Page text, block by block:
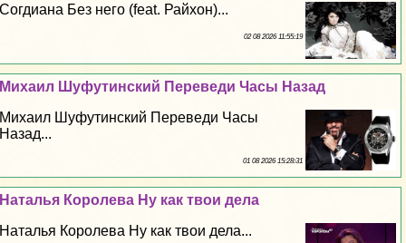
Согдиана Без него (feat. Райхон)...
02 08 2026 11:55:19
Михаил Шуфутинский Переведи Часы Назад
Михаил Шуфутинский Переведи Часы
Назад...
01 08 2026 15:28:31
Наталья Королева Ну как твои дела
Наталья Королева Ну как твои дела...